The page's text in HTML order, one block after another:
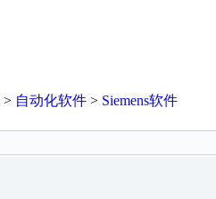
> 自动化软件 > Siemens软件